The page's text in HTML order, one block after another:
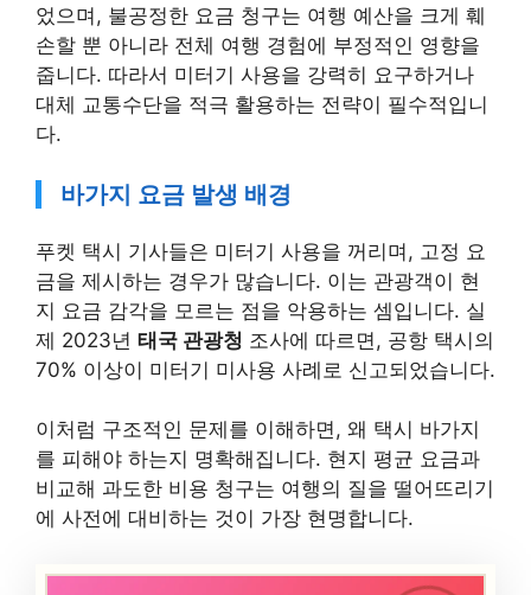
었으며, 불공정한 요금 청구는 여행 예산을 크게 훼
손할 뿐 아니라 전체 여행 경험에 부정적인 영향을
줍니다. 따라서 미터기 사용을 강력히 요구하거나
대체 교통수단을 적극 활용하는 전략이 필수적입니
다.
바가지 요금 발생 배경
푸켓 택시 기사들은 미터기 사용을 꺼리며, 고정 요
금을 제시하는 경우가 많습니다. 이는 관광객이 현
지 요금 감각을 모르는 점을 악용하는 셈입니다. 실
제 2023년 태국 관광청 조사에 따르면, 공항 택시의
70% 이상이 미터기 미사용 사례로 신고되었습니다.
이처럼 구조적인 문제를 이해하면, 왜 택시 바가지
를 피해야 하는지 명확해집니다. 현지 평균 요금과
비교해 과도한 비용 청구는 여행의 질을 떨어뜨리기
에 사전에 대비하는 것이 가장 현명합니다.